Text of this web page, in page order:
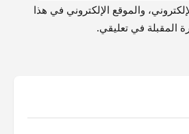
والموقع الإلكتروني في هذا
المقبلة في تعليقي.